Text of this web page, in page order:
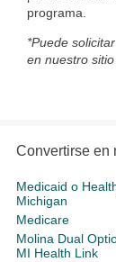
programa.
*Puede
en nuestro sitio
Convertirse en
Medicaid o
Michigan
Medicare
Molina Dual
MI Health Link